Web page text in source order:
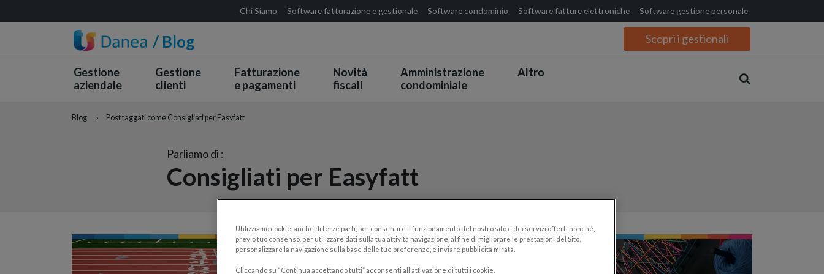
Chi Siamo Software fatturazione e gestionale Software condominio Software fatture elettroniche Software gestione personale
/ Blog Scopri i gestionali
Gestione
aziendale
Gestione
clienti
Fatturazione
e pagamenti
Novità
fiscali
Amministrazione
condominiale
Altro
Blog › Post taggati come Consigliati per Easyfatt
Parliamo di :
Consigliati per Easyfatt
Utilizziamo cookie, anche di terze parti, per consentire il funzionamento del nostro sito e dei servizi offerti nonché,
previo tuo consenso, per utilizzare dati sulla tua attività navigazione, al fine di migliorare le prestazioni del Sito,
personalizzare la navigazione sulla base delle tue preferenze, e inviare pubblicità mirata.
Cliccando su “Continua accettando tutti” acconsenti all’attivazione di tutti i cookie.